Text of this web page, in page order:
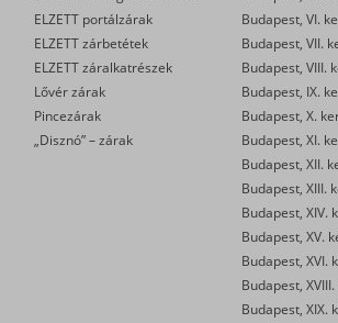
ELZETT portálzárak
ELZETT zárbetétek
ELZETT záralkatrészek
Lővér zárak
Pincezárak
„Disznó” – zárak
Budapest, VI.
Budapest, VII.
Budapest, VIII.
Budapest, IX.
Budapest, X.
Budapest, XI.
Budapest, XII.
Budapest, XIII.
Budapest, XIV.
Budapest, XV.
Budapest, XVI.
Budapest,
Budapest, XIX.